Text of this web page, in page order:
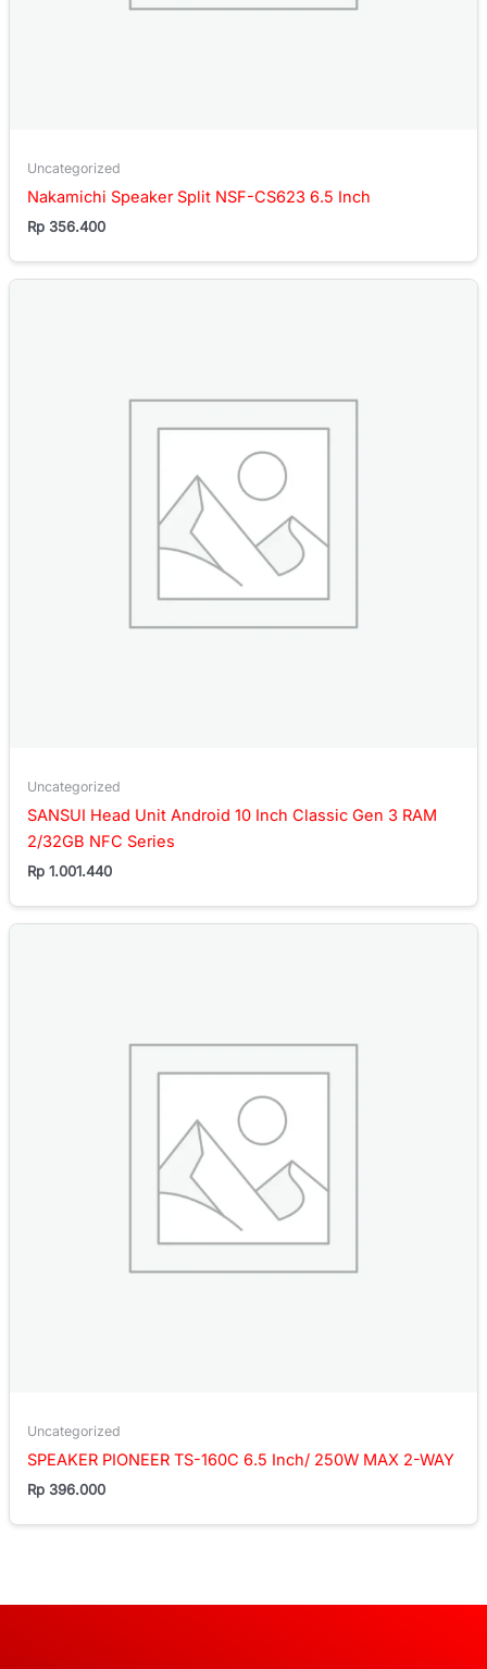
Uncategorized
Nakamichi Speaker Split NSF-CS623 6.5 Inch
Rp 356.400
Uncategorized
SANSUI Head Unit Android 10 Inch Classic Gen 3 RAM
2/32GB NFC Series
Rp 1.001.440
Uncategorized
SPEAKER PIONEER TS-160C 6.5 Inch/ 250W MAX 2-WAY
Rp 396.000